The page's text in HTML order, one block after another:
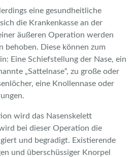
eine gesundheitliche
die Krankenkasse an der
äußeren Operation werden
Diese können zum
Eine Schiefstellung der Nase, ein
„Sattelnase“, zu große oder
eine Knollennase oder
wird das Nasenskelett
bei dieser Operation die
und begradigt. Existierende
und überschüssiger Knorpel